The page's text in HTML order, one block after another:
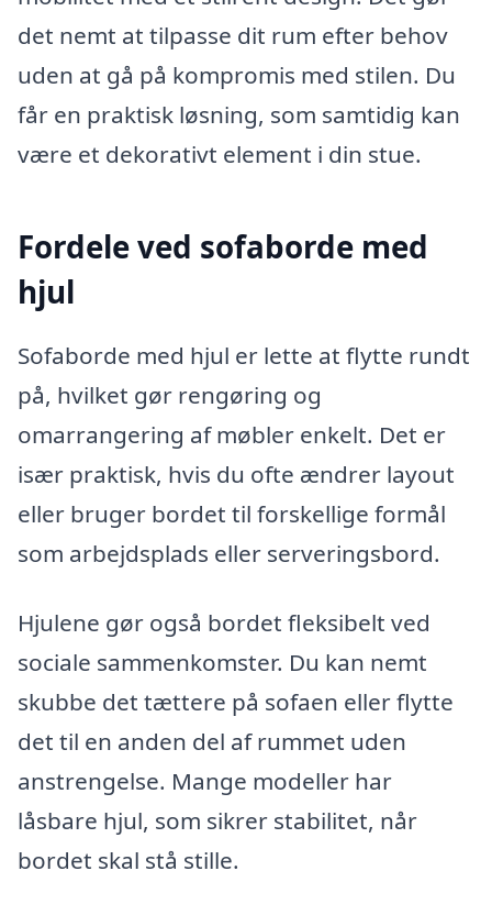
det nemt at tilpasse dit rum efter behov
uden at gå på kompromis med stilen. Du
får en praktisk løsning, som samtidig kan
være et dekorativt element i din stue.
Fordele ved sofaborde med
hjul
Sofaborde med hjul er lette at flytte rundt
på, hvilket gør rengøring og
omarrangering af møbler enkelt. Det er
især praktisk, hvis du ofte ændrer layout
eller bruger bordet til forskellige formål
som arbejdsplads eller serveringsbord.
Hjulene gør også bordet fleksibelt ved
sociale sammenkomster. Du kan nemt
skubbe det tættere på sofaen eller flytte
det til en anden del af rummet uden
anstrengelse. Mange modeller har
låsbare hjul, som sikrer stabilitet, når
bordet skal stå stille.